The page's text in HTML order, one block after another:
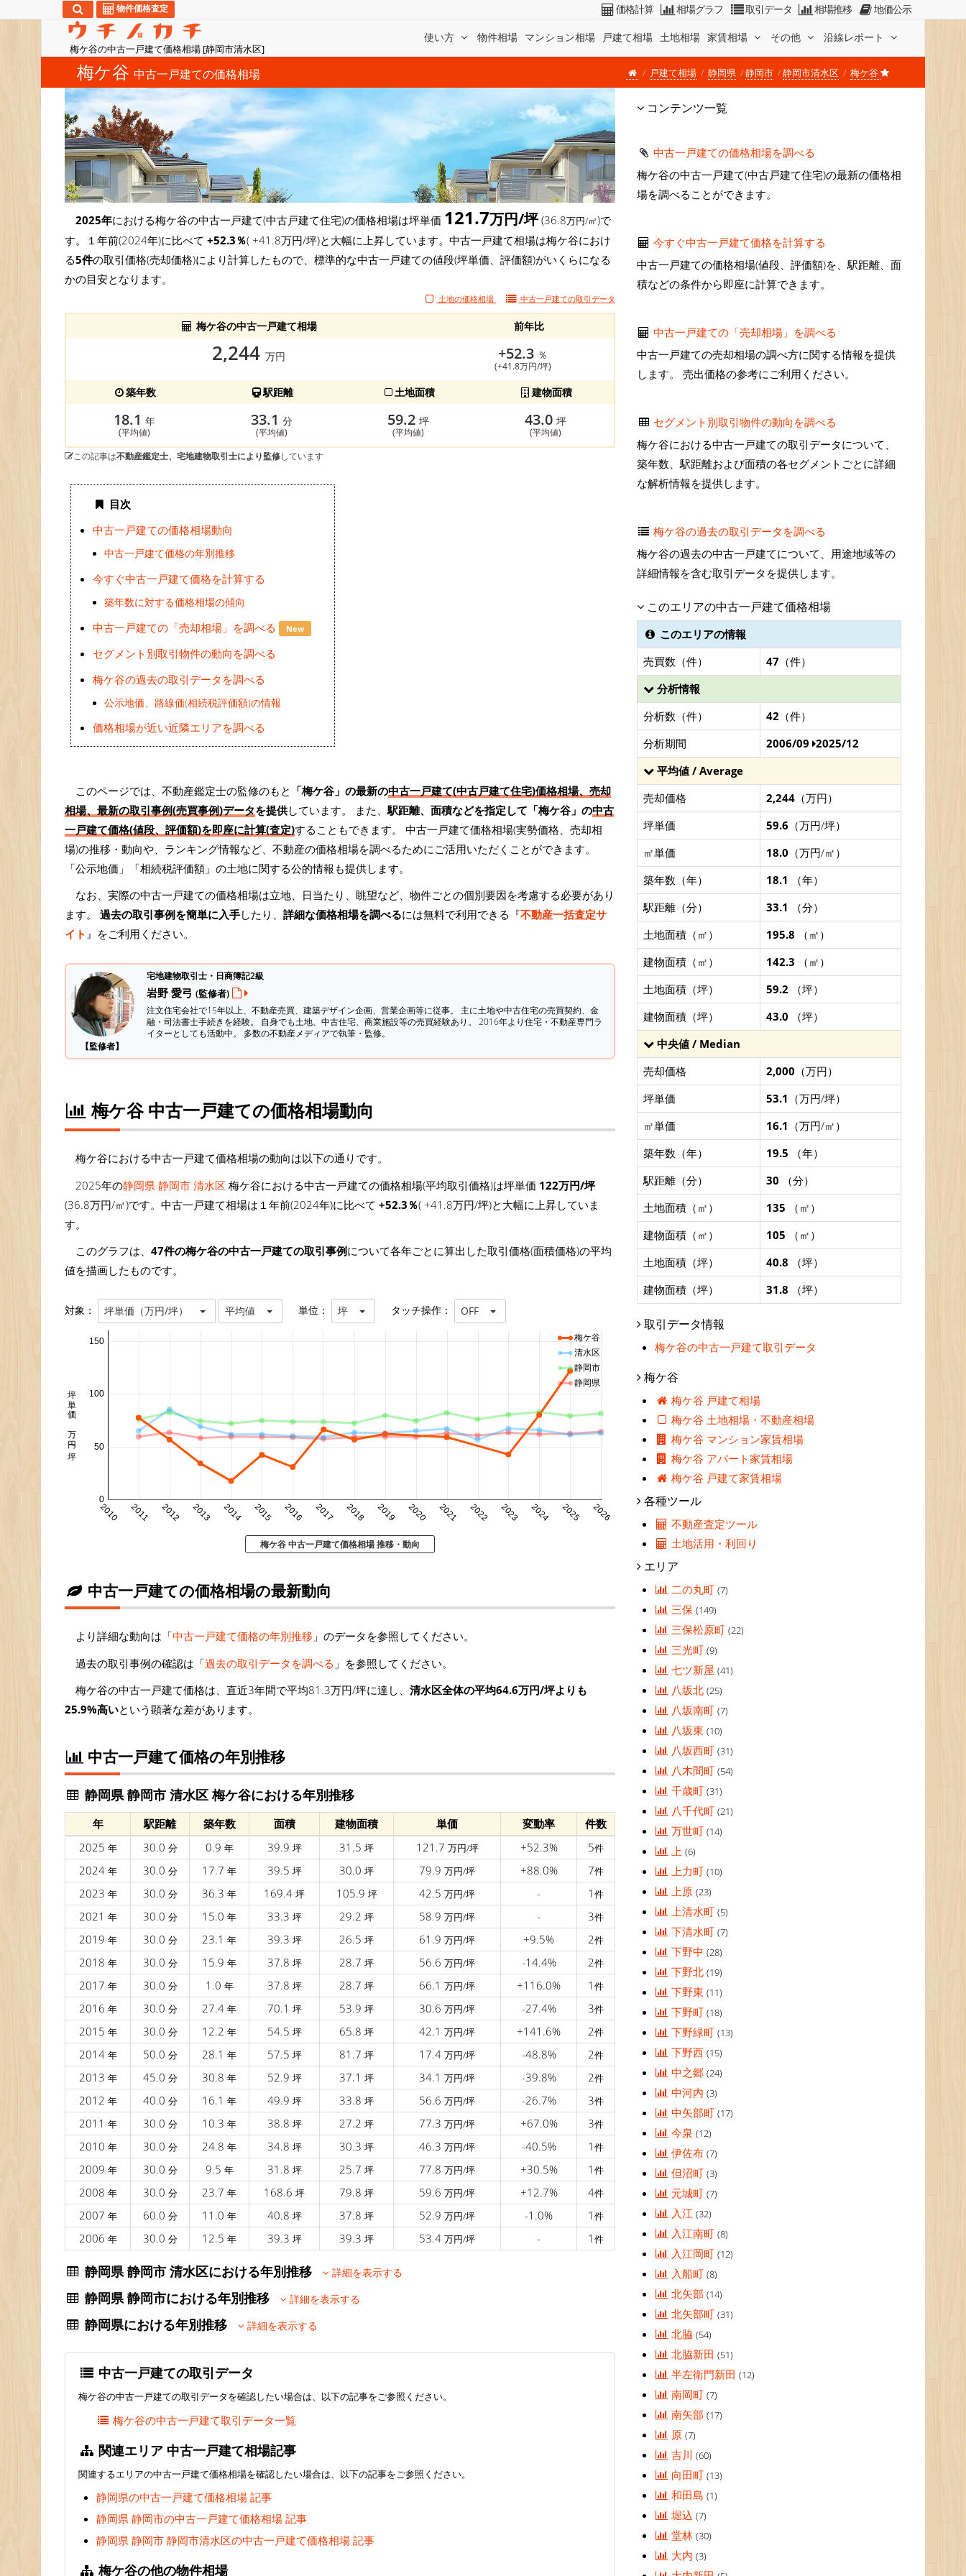
梅ケ谷の中古一戸建て価格相場 [静岡市清水区]
使い方 物件相場 マンション相場 戸建て相場 土地相場 家賃相場 その他 沿線レポート
物件価格査定 価格計算 相場グラフ 取引データ 相場推移 地価公示
梅ケ谷 中古一戸建ての価格相場 戸建て相場 静岡県 静岡市 静岡市清水区 梅ケ谷
2025年における梅ケ谷の中古一戸建て(中古戸建て住宅)の価格相場は坪単価 121.7万円/坪(36.8万円/㎡)で
す。１年前(2024年)に比べて +52.3％( +41.8万円/坪)と大幅に上昇しています。中古一戸建て相場は梅ケ谷におけ
る5件の取引価格(売却価格)により計算したもので、標準的な中古一戸建ての値段(坪単価、評価額)がいくらになる
かの目安となります。
土地の価格相場 中古一戸建ての取引データ
梅ケ谷の中古一戸建て相場 前年比
2,244 万円 +52.3 ％
(+41.8万円/坪)
築年数 駅距離 土地面積 建物面積
18.1年
(平均値)
33.1 分
(平均値)
59.2坪
(平均値)
43.0 坪
(平均値)
この記事は不動産鑑定士、宅地建物取引士により監修しています
目次
中古一戸建ての価格相場動向
中古一戸建て価格の年別推移
今すぐ中古一戸建て価格を計算する
築年数に対する価格相場の傾向
中古一戸建ての「売却相場」を調べる New
セグメント別取引物件の動向を調べる
梅ケ谷の過去の取引データを調べる
公示地価、路線価(相続税評価額)の情報
価格相場が近い近隣エリアを調べる
このページでは、不動産鑑定士の監修のもと 「梅ケ谷」の最新の中古一戸建て(中古戸建て住宅)価格相場、売却
相場、最新の取引事例(売買事例)データを提供しています。 また、 駅距離、面積などを指定して「梅ケ谷」の中古
一戸建て価格(値段、評価額)を即座に計算(査定)することもできます。 中古一戸建て価格相場(実勢価格、売却相
場)の推移・動向や、ランキング情報など、不動産の価格相場を調べるためにご活用いただくことができます。
「公示地価」「相続税評価額」の土地に関する公的情報も提供します。
なお、実際の中古一戸建ての価格相場は立地、日当たり、眺望など、物件ごとの個別要因を考慮する必要があり
ます。 過去の取引事例を簡単に入手したり、 詳細な価格相場を調べるには無料で利用できる『不動産一括査定サ
イト 』をご利用ください。
【監修者】
宅地建物取引士・日商簿記2級
岩野 愛弓 (監修者)
注文住宅会社で15年以上、不動産売買、建築デザイン企画、営業企画等に従事。 主に土地や中古住宅の売買契約、金
融・司法書士手続きを経験。 自身でも土地、中古住宅、商業施設等の売買経験あり。 2016年より住宅・不動産専門ラ
イターとしても活動中。 多数の不動産メディアで執筆・監修。
梅ケ谷 中古一戸建ての価格相場動向
梅ケ谷における中古一戸建て価格相場の動向は以下の通りです。
2025年の静岡県 静岡市 清水区 梅ケ谷における中古一戸建ての価格相場(平均取引価格)は坪単価 122万円/坪
(36.8万円/㎡)です。中古一戸建て相場は１年前(2024年)に比べて +52.3％( +41.8万円/坪)と大幅に上昇していま
す。
このグラフは、 47件の梅ケ谷の中古一戸建ての取引事例について各年ごとに算出した取引価格(面積価格)の平均
値を描画したものです。
対象： 坪単価（万円/坪） 平均値 単位： 坪 タッチ操作： OFF
2010 2011 2012 2013 2014 2015 2016 2017 2018 2019 2020 2021 2022 2023 2024 2025 2026
0
50
100
150
坪単価 万円/坪
梅ケ谷
清水区
静岡市
静岡県
梅ケ谷 中古一戸建て価格相場 推移・動向
中古一戸建ての価格相場の最新動向
より詳細な動向は「中古一戸建て価格の年別推移 」のデータを参照してください。
過去の取引事例の確認は「過去の取引データを調べる 」を参照してください。
梅ケ谷の中古一戸建て価格は、直近3年間で平均81.3万円/坪に達し、 清水区全体の平均64.6万円/坪よりも
25.9%高いという顕著な差があります。
中古一戸建て価格の年別推移
静岡県 静岡市 清水区 梅ケ谷における年別推移
年 駅距離 築年数 面積 建物面積 単価 変動率
件数
2025 年 30.0 分 0.9 年 39.9 坪 31.5 坪 121.7 万円/坪 +52.3% 5件
2024 年 30.0 分 17.7 年 39.5 坪 30.0 坪 79.9 万円/坪 +88.0% 7件
2023 年 30.0 分 36.3 年 169.4 坪 105.9 坪 42.5 万円/坪 - 1 件
2021 年 30.0 分 15.0 年 33.3 坪 29.2 坪 58.9 万円/坪 - 3件
2019 年 30.0 分 23.1 年 39.3 坪 26.5 坪 61.9 万円/坪 +9.5% 2件
2018 年 30.0 分 15.9 年 37.8 坪 28.7 坪 56.6 万円/坪 -14.4% 2件
2017 年 30.0 分 1.0 年 37.8 坪 28.7 坪 66.1 万円/坪 +116.0% 1 件
2016 年 30.0 分 27.4 年 70.1 坪 53.9 坪 30.6 万円/坪 -27.4% 3件
2015 年 30.0 分 12.2 年 54.5 坪 65.8 坪 42.1 万円/坪 +141.6% 2件
2014 年 50.0 分 28.1 年 57.5 坪 81.7 坪 17.4 万円/坪 -48.8% 2件
2013 年 45.0 分 30.8 年 52.9 坪 37.1 坪 34.1 万円/坪 -39.8% 2件
2012 年 40.0 分 16.1 年 49.9 坪 33.8 坪 56.6 万円/坪 -26.7% 3件
2011 年 30.0 分 10.3 年 38.8 坪 27.2 坪 77.3 万円/坪 +67.0% 3件
2010 年 30.0 分 24.8 年 34.8 坪 30.3 坪 46.3 万円/坪 -40.5% 1 件
2009 年 30.0 分 9.5 年 31.8 坪 25.7 坪 77.8 万円/坪 +30.5% 1 件
2008 年 30.0 分 23.7 年 168.6 坪 79.8 坪 59.6 万円/坪 +12.7% 4件
2007 年 60.0 分 11.0 年 40.8 坪 37.8 坪 52.9 万円/坪 -1.0% 1 件
2006 年 30.0 分 12.5 年 39.3 坪 39.3 坪 53.4 万円/坪 - 1 件
静岡県 静岡市 清水区における年別推移 詳細を表示する
静岡県 静岡市における年別推移 詳細を表示する
静岡県における年別推移 詳細を表示する
中古一戸建ての取引データ
梅ケ谷の中古一戸建ての取引データを確認したい場合は、以下の記事をご参照ください。
梅ケ谷の中古一戸建て取引データ一覧
関連エリア 中古一戸建て相場記事
関連するエリアの中古一戸建て価格相場を確認したい場合は、以下の記事をご参照ください。
静岡県の中古一戸建て価格相場 記事
静岡県 静岡市の中古一戸建て価格相場 記事
静岡県 静岡市 静岡市清水区の中古一戸建て価格相場 記事
梅ケ谷の他の物件相場
コンテンツ一覧
中古一戸建ての価格相場を調べる
梅ケ谷の中古一戸建て(中古戸建て住宅)の最新の価格相
場を調べることができます。
今すぐ中古一戸建て価格を計算する
中古一戸建ての価格相場(値段、評価額)を、駅距離、面
積などの条件から即座に計算できます。
中古一戸建ての「売却相場」を調べる
中古一戸建ての売却相場の調べ方に関する情報を提供
します。 売出価格の参考にご利用ください。
セグメント別取引物件の動向を調べる
梅ケ谷における中古一戸建ての取引データについて、
築年数、駅距離および面積の各セグメントごとに詳細
な解析情報を提供します。
梅ケ谷の過去の取引データを調べる
梅ケ谷の過去の中古一戸建てについて、用途地域等の
詳細情報を含む取引データを提供します。
このエリアの中古一戸建て価格相場
このエリアの情報
売買数（件）
47 （件）
分析情報
分析数（件）
42 （件）
分析期間
2006/09 2025/12
平均値 / Average
売却価格
2,244 （万円）
坪単価
59.6 （万円/坪）
㎡単価
18.0 （万円/㎡）
築年数（年）
18.1 （年）
駅距離（分）
33.1 （分）
土地面積（㎡）
195.8 （㎡）
建物面積（㎡）
142.3 （㎡）
土地面積（坪）
59.2 （坪）
建物面積（坪）
43.0 （坪）
中央値 / Median
売却価格
2,000 （万円）
坪単価
53.1 （万円/坪）
㎡単価
16.1 （万円/㎡）
築年数（年）
19.5 （年）
駅距離（分）
30 （分）
土地面積（㎡）
135 （㎡）
建物面積（㎡）
105 （㎡）
土地面積（坪）
40.8 （坪）
建物面積（坪）
31.8 （坪）
取引データ情報
梅ケ谷の中古一戸建て取引データ
梅ケ谷
梅ケ谷 戸建て相場
梅ケ谷 土地相場・不動産相場
梅ケ谷 マンション家賃相場
梅ケ谷 アパート家賃相場
梅ケ谷 戸建て家賃相場
各種ツール
不動産査定ツール
土地活用・利回り
エリア
二の丸町(7)
三保(149)
三保松原町(22)
三光町(9)
七ツ新屋(41)
八坂北(25)
八坂南町(7)
八坂東(10)
八坂西町(31)
八木間町(54)
千歳町(31)
八千代町(21)
万世町(14)
上(6)
上力町(10)
上原(23)
上清水町(5)
下清水町(7)
下野中(28)
下野北(19)
下野東(11)
下野町(18)
下野緑町(13)
下野西(15)
中之郷(24)
中河内(3)
中矢部町(17)
今泉(12)
伊佐布(7)
但沼町(3)
元城町(7)
入江(32)
入江南町(8)
入江岡町(12)
入船町(8)
北矢部(14)
北矢部町(31)
北脇(54)
北脇新田(51)
半左衛門新田(12)
南岡町(7)
南矢部(17)
原(7)
吉川(60)
向田町(13)
和田島(1)
堀込(7)
堂林(30)
大内(3)